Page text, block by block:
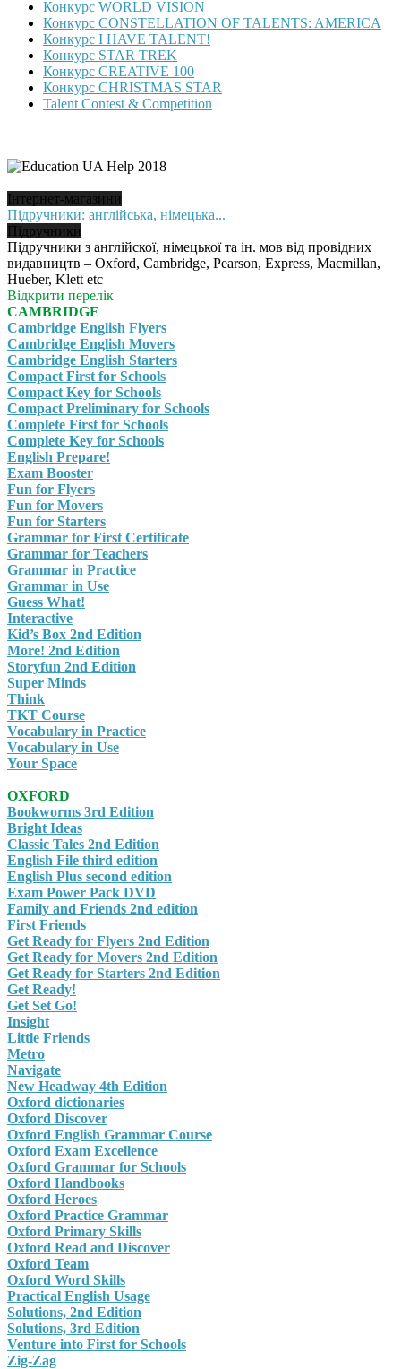
Конкурс WORLD VISION
Конкурс CONSTELLATION OF TALENTS: AMERICA
Конкурс I HAVE TALENT!
Конкурс STAR TREK
Конкурс CREATIVE 100
Конкурс CHRISTMAS STAR
Talent Contest & Competition
Інтернет-магазини
Підручники: англійська, німецька...
Підручники
Підручники з англійскої, німецької та ін. мов від провідних
видавництв – Oxford, Cambridge, Pearson, Express, Macmillan,
Hueber, Klett etc
Відкрити перелік
CAMBRIDGE
Cambridge English Flyers
Cambridge English Movers
Cambridge English Starters
Compact First for Schools
Compact Key for Schools
Compact Preliminary for Schools
Complete First for Schools
Complete Key for Schools
English Prepare!
Exam Booster
Fun for Flyers
Fun for Movers
Fun for Starters
Grammar for First Certificate
Grammar for Teachers
Grammar in Practice
Grammar in Use
Guess What!
Interactive
Kid’s Box 2nd Edition
More! 2nd Edition
Storyfun 2nd Edition
Super Minds
Think
TKT Course
Vocabulary in Practice
Vocabulary in Use
Your Space
OXFORD
Bookworms 3rd Edition
Bright Ideas
Classic Tales 2nd Edition
English File third edition
English Plus second edition
Exam Power Pack DVD
Family and Friends 2nd edition
First Friends
Get Ready for Flyers 2nd Edition
Get Ready for Movers 2nd Edition
Get Ready for Starters 2nd Edition
Get Ready!
Get Set Go!
Insight
Little Friends
Metro
Navigate
New Headway 4th Edition
Oxford dictionaries
Oxford Discover
Oxford English Grammar Course
Oxford Exam Excellence
Oxford Grammar for Schools
Oxford Handbooks
Oxford Heroes
Oxford Practice Grammar
Oxford Primary Skills
Oxford Read and Discover
Oxford Team
Oxford Word Skills
Practical English Usage
Solutions, 2nd Edition
Solutions, 3rd Edition
Venture into First for Schools
Zig-Zag